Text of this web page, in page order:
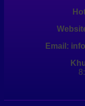
Email: